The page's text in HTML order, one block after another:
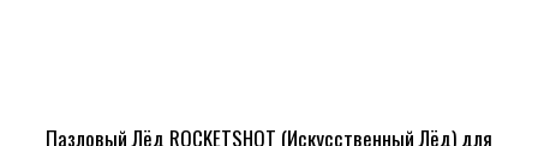
Пазловый Лёд ROCKETSHOT (Искусственный Лёд) для